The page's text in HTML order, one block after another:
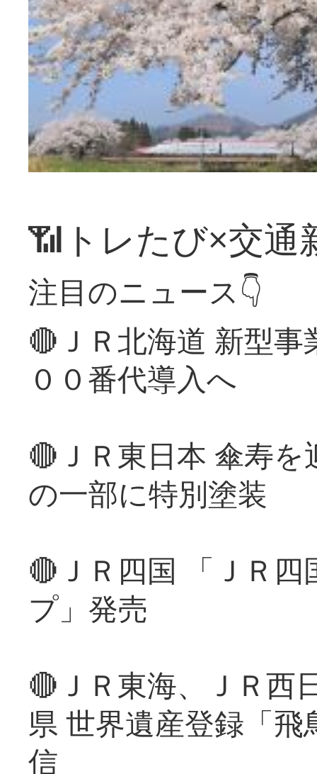
📶トレたび×交通
注目のニュース👇
🔴ＪＲ北海道 新型
００番代導入へ
🔴ＪＲ東日本 傘寿
の一部に特別塗装
🔴ＪＲ四国 「ＪＲ
プ」発売
🔴ＪＲ東海、ＪＲ西
県 世界遺産登録「
信